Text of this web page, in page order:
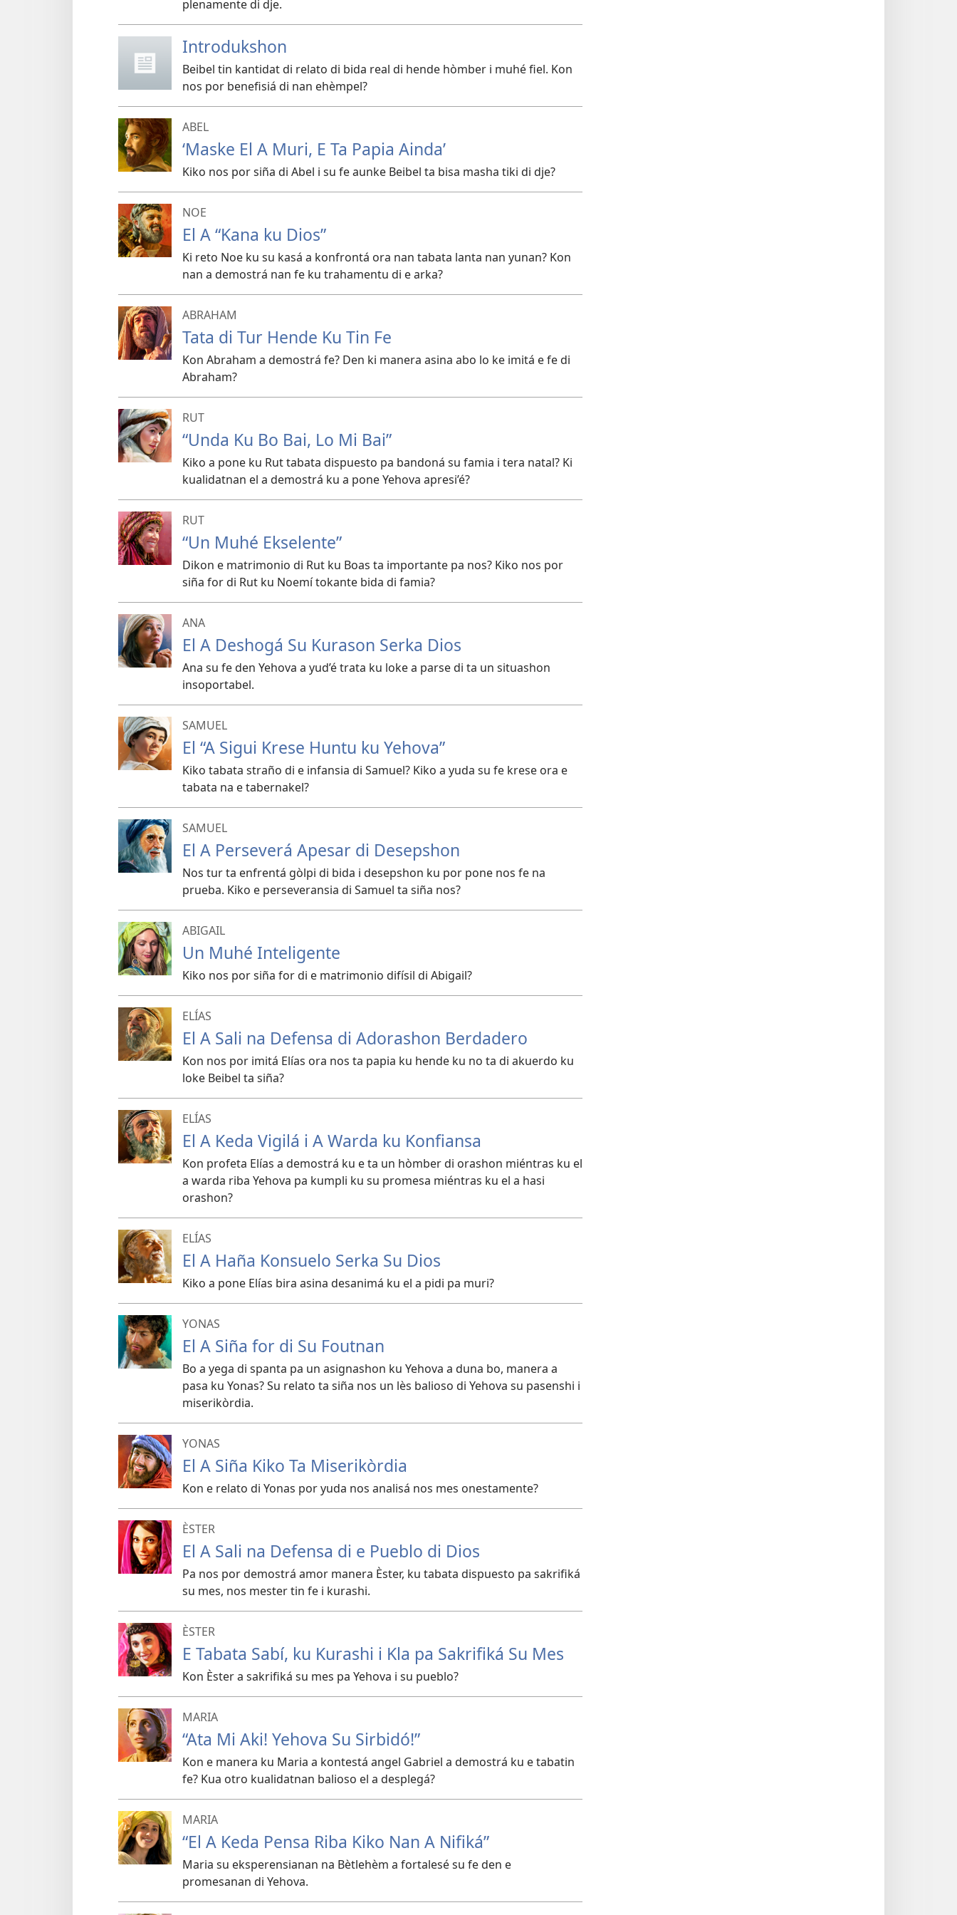
plenamente di dje.
Introdukshon
Beibel tin kantidat di relato di bida real di hende hòmber i muhé fiel. Kon
nos por benefisiá di nan ehèmpel?
ABEL
‘Maske El A Muri, E Ta Papia Ainda’
Kiko nos por siña di Abel i su fe aunke Beibel ta bisa masha tiki di dje?
NOE
El A “Kana ku Dios”
Ki reto Noe ku su kasá a konfrontá ora nan tabata lanta nan yunan? Kon
nan a demostrá nan fe ku trahamentu di e arka?
ABRAHAM
Tata di Tur Hende Ku Tin Fe
Kon Abraham a demostrá fe? Den ki manera asina abo lo ke imitá e fe di
Abraham?
RUT
“Unda Ku Bo Bai, Lo Mi Bai”
Kiko a pone ku Rut tabata dispuesto pa bandoná su famia i tera natal? Ki
kualidatnan el a demostrá ku a pone Yehova apresi’é?
RUT
“Un Muhé Ekselente”
Dikon e matrimonio di Rut ku Boas ta importante pa nos? Kiko nos por
siña for di Rut ku Noemí tokante bida di famia?
ANA
El A Deshogá Su Kurason Serka Dios
Ana su fe den Yehova a yud’é trata ku loke a parse di ta un situashon
insoportabel.
SAMUEL
El “A Sigui Krese Huntu ku Yehova”
Kiko tabata straño di e infansia di Samuel? Kiko a yuda su fe krese ora e
tabata na e tabernakel?
SAMUEL
El A Perseverá Apesar di Desepshon
Nos tur ta enfrentá gòlpi di bida i desepshon ku por pone nos fe na
prueba. Kiko e perseveransia di Samuel ta siña nos?
ABIGAIL
Un Muhé Inteligente
Kiko nos por siña for di e matrimonio difísil di Abigail?
ELÍAS
El A Sali na Defensa di Adorashon Berdadero
Kon nos por imitá Elías ora nos ta papia ku hende ku no ta di akuerdo ku
loke Beibel ta siña?
ELÍAS
El A Keda Vigilá i A Warda ku Konfiansa
Kon profeta Elías a demostrá ku e ta un hòmber di orashon miéntras ku el
a warda riba Yehova pa kumpli ku su promesa miéntras ku el a hasi
orashon?
ELÍAS
El A Haña Konsuelo Serka Su Dios
Kiko a pone Elías bira asina desanimá ku el a pidi pa muri?
YONAS
El A Siña for di Su Foutnan
Bo a yega di spanta pa un asignashon ku Yehova a duna bo, manera a
pasa ku Yonas? Su relato ta siña nos un lès balioso di Yehova su pasenshi i
miserikòrdia.
YONAS
El A Siña Kiko Ta Miserikòrdia
Kon e relato di Yonas por yuda nos analisá nos mes onestamente?
ÈSTER
El A Sali na Defensa di e Pueblo di Dios
Pa nos por demostrá amor manera Èster, ku tabata dispuesto pa sakrifiká
su mes, nos mester tin fe i kurashi.
ÈSTER
E Tabata Sabí, ku Kurashi i Kla pa Sakrifiká Su Mes
Kon Èster a sakrifiká su mes pa Yehova i su pueblo?
MARIA
“Ata Mi Aki! Yehova Su Sirbidó!”
Kon e manera ku Maria a kontestá angel Gabriel a demostrá ku e tabatin
fe? Kua otro kualidatnan balioso el a desplegá?
MARIA
“El A Keda Pensa Riba Kiko Nan A Nifiká”
Maria su eksperensianan na Bètlehèm a fortalesé su fe den e
promesanan di Yehova.